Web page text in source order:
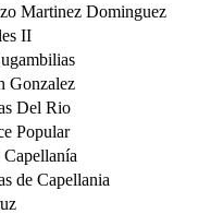
Martinez Dominguez
II
Gonzalez
Del Rio
Popular
Capellanía
de Capellania